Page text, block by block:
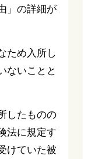
」の詳細が
ため入所し
ないことと
したものの
法に規定す
けていた被